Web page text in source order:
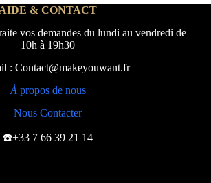
AIDE & CONTACT
vos demandes du lundi au vendredi de
10h à 19h30
: Contact@makeyouwant.fr
À propos de nous
Nous Contacter
☎️+33 7 66 39 21 14